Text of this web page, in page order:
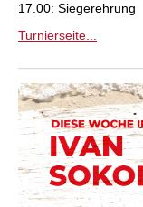
17.00: Siegerehrung
Turnierseite...